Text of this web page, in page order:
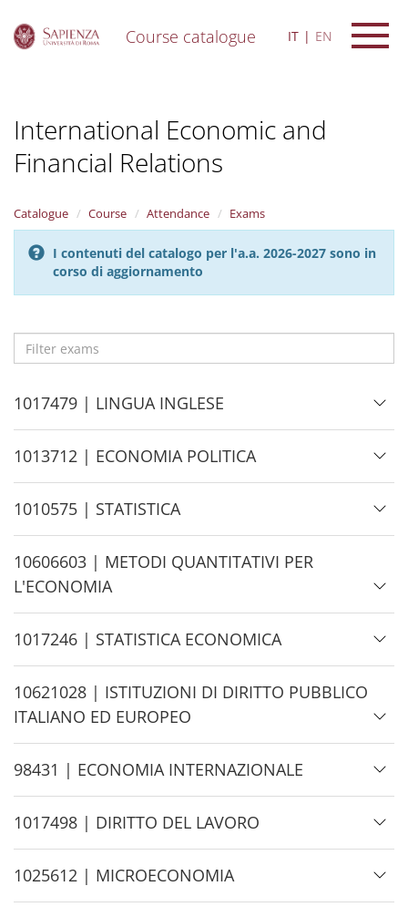
Course catalogue IT EN
International Economic and
Financial Relations
Catalogue Course Attendance Exams
I contenuti del catalogo per l'a.a. 2026-2027 sono in
corso di aggiornamento
H
i
d
e
1017479 | LINGUA INGLESE
H
i
d
e
1013712 | ECONOMIA POLITICA
H
i
d
e
1010575 | STATISTICA
H
i
d
e
10606603 | METODI QUANTITATIVI PER
L'ECONOMIA
H
i
d
e
1017246 | STATISTICA ECONOMICA
H
i
d
e
10621028 | ISTITUZIONI DI DIRITTO PUBBLICO
ITALIANO ED EUROPEO
H
i
d
e
98431 | ECONOMIA INTERNAZIONALE
H
i
d
e
1017498 | DIRITTO DEL LAVORO
H
i
1025612 | MICROECONOMIA